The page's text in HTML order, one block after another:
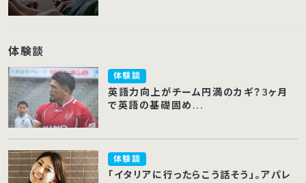
体験談
体験談
英語力向上がチーム円満のカギ？3ヶ月
で英語の基礎固め...
体験談
「イタリアに行ったらこう話そう」。アパレ